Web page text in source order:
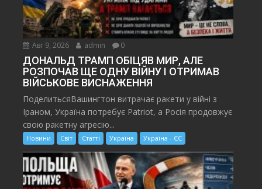
Авг 9, 2026 admin 0
ДОНАЛЬД ТРАМП ОБІЦЯВ МИР, АЛЕ
РОЗПОЧАВ ЩЕ ОДНУ ВІЙНУ І ОТРИМАВ
ВІЙСЬКОВЕ ВИСНАЖЕННЯ
ПоделитьсяВашингтон витрачає ракети у війні з
Іраном, Україна потребує Patriot, а Росія продовжує
свою ракетну агресію...
Новини Світ Статті Україна Україна - ЄС